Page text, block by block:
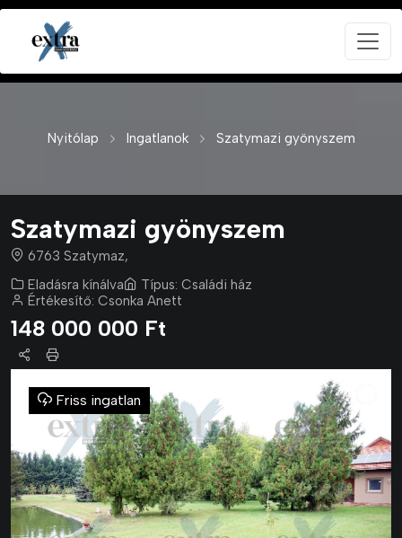
Nyitólap Ingatlanok Szatymazi gyönyszem
Szatymazi gyönyszem
6763 Szatymaz,
Eladásra kínálva
Típus: Családi ház
Értékesítő: Csonka Anett
148 000 000 Ft
Friss ingatlan